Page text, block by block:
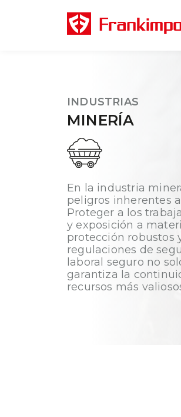
INDUSTRIAS
MINERÍA
En la industria
peligros inherentes
Proteger a los
y exposición a
protección robustos
regulaciones de
laboral seguro no
garantiza la
recursos más